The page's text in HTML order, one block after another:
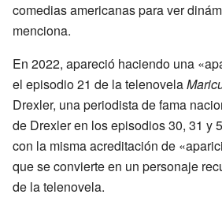
comedias americanas para ver
menciona.
En 2022, apareció haciendo una
el episodio 21 de la telenovela
Drexler, una periodista de fama
de Drexler en los episodios 30, 31 y
con la misma acreditación de
que se convierte en un personaje
de la telenovela.